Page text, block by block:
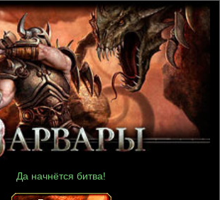
Да начнётся битва!